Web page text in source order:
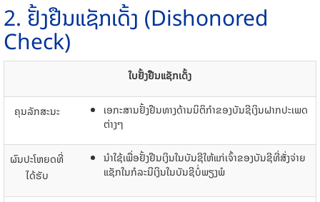
2. ຢັ້ງຢືນແຊັກເດັ້ງ (Dishonored
Check)
ໃບຢັ້ງຢືນແຊັກເດັ້ງ
ຄຸນລັກສະນະ
ເອກະສານຢັ້ງຢືນທາງດ້ານນິຕິກໍາຂອງບັນຊີເງິນຝາກປະເພດ
ຕ່າງໆ
ຜົນປະໂຫຍດທີ່
ໄດ້ຮັບ
ນໍາໃຊ້ເພື່ອຢັ້ງຢືນເງິນໃນບັນຊີໃຫ້ແກ່ເຈົ້າຂອງບັນຊີທີ່ສັ່ງຈ່າຍ
ແຊັກໃນກໍລະນີເງິນໃນບັນຊີບໍ່ພຽງພໍ